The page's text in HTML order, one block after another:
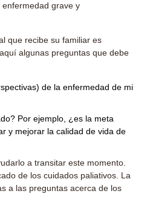
grave y
que recibe su familiar es
algunas preguntas que debe
de la enfermedad de mi
Por ejemplo, ¿es la meta
y mejorar la calidad de vida de
a transitar este momento.
de los cuidados paliativos. La
a las preguntas acerca de los